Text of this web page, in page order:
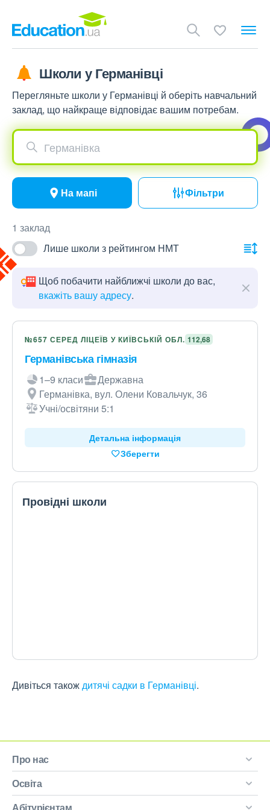
Школи у Германівці
Перегляньте школи у Германівці й оберіть навчальний
заклад, що найкраще відповідає вашим потребам.
Германівка
На мапі Фільтри
1 заклад
Лише школи з рейтингом НМТ
Щоб побачити найближчі школи до вас,
вкажіть вашу адресу.
№657 СЕРЕД ЛІЦЕЇВ У КИЇВСЬКІЙ ОБЛ. 112,68
Германівська гімназія
1–9 класи
Державна
Германівка, вул. Олени Ковальчук, 36
Учні/освітяни 5:1
Детальна інформація
Зберегти
Провідні школи
Дивіться такождитячі садки в Германівці.
Про нас
Освіта